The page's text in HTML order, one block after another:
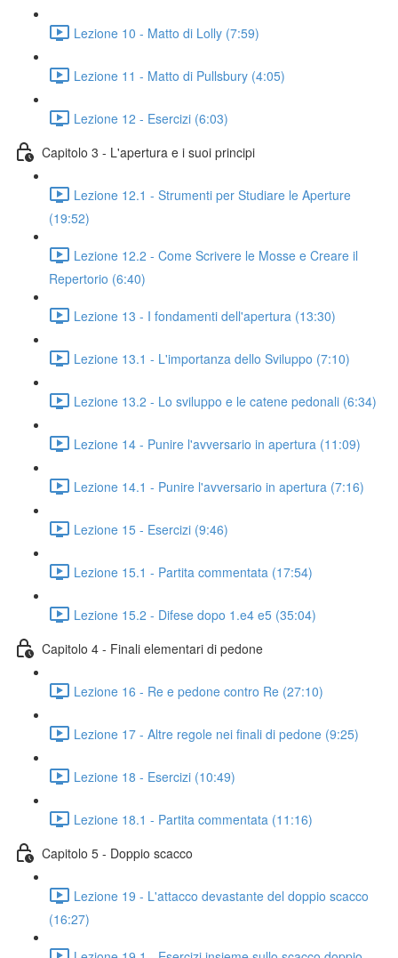
Lezione 10 - Matto di Lolly (7:59)
Lezione 11 - Matto di Pullsbury (4:05)
Lezione 12 - Esercizi (6:03)
Capitolo 3 - L'apertura e i suoi principi
Lezione 12.1 - Strumenti per Studiare le Aperture
(19:52)
Lezione 12.2 - Come Scrivere le Mosse e Creare il
Repertorio (6:40)
Lezione 13 - I fondamenti dell'apertura (13:30)
Lezione 13.1 - L'importanza dello Sviluppo (7:10)
Lezione 13.2 - Lo sviluppo e le catene pedonali (6:34)
Lezione 14 - Punire l'avversario in apertura (11:09)
Lezione 14.1 - Punire l'avversario in apertura (7:16)
Lezione 15 - Esercizi (9:46)
Lezione 15.1 - Partita commentata (17:54)
Lezione 15.2 - Difese dopo 1.e4 e5 (35:04)
Capitolo 4 - Finali elementari di pedone
Lezione 16 - Re e pedone contro Re (27:10)
Lezione 17 - Altre regole nei finali di pedone (9:25)
Lezione 18 - Esercizi (10:49)
Lezione 18.1 - Partita commentata (11:16)
Capitolo 5 - Doppio scacco
Lezione 19 - L'attacco devastante del doppio scacco
(16:27)